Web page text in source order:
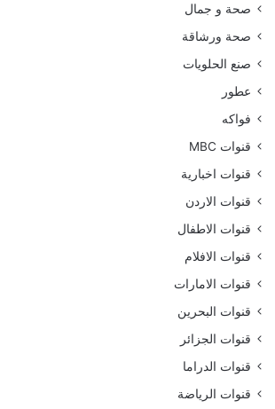
صحة و جمال
صحة ورشاقة
صنع الحلويات
عطور
فواكه
قنوات MBC
قنوات اخبارية
قنوات الاردن
قنوات الاطفال
قنوات الافلام
قنوات الامارات
قنوات البحرين
قنوات الجزائر
قنوات الدراما
قنوات الرياضة